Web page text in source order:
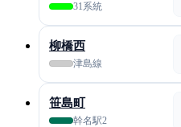
31系統
柳橋西
津島線
笹島町
幹名駅2